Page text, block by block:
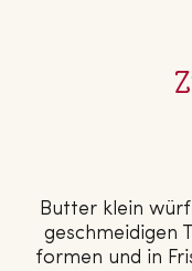
Butter klein
geschmeidigen
formen und in